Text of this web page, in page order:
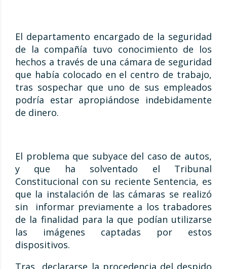
El departamento encargado de la seguridad
de la compañía tuvo conocimiento de los
hechos a través de una cámara de seguridad
que había colocado en el centro de trabajo,
tras sospechar que uno de sus empleados
podría estar apropiándose indebidamente
de dinero.
El problema que subyace del caso de autos,
y que ha solventado el Tribunal
Constitucional con su reciente Sentencia, es
que la instalación de las cámaras se realizó
sin informar previamente a los trabadores
de la finalidad para la que podían utilizarse
las imágenes captadas por estos
dispositivos.
Tras declararse la procedencia del despido